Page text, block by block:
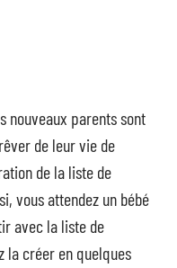
nouveaux parents sont
de leur vie de
de la liste de
vous attendez un bébé
avec la liste de
la créer en quelques